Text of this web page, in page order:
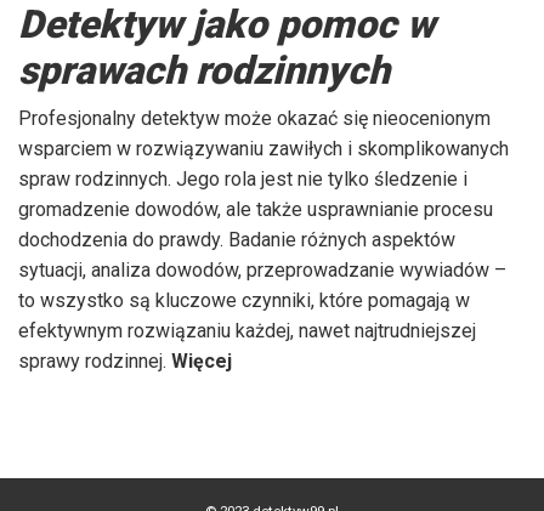
Detektyw jako pomoc w
sprawach rodzinnych
Profesjonalny detektyw może okazać się nieocenionym
wsparciem w rozwiązywaniu zawiłych i skomplikowanych
spraw rodzinnych. Jego rola jest nie tylko śledzenie i
gromadzenie dowodów, ale także usprawnianie procesu
dochodzenia do prawdy. Badanie różnych aspektów
sytuacji, analiza dowodów, przeprowadzanie wywiadów –
to wszystko są kluczowe czynniki, które pomagają w
efektywnym rozwiązaniu każdej, nawet najtrudniejszej
sprawy rodzinnej. Więcej„Detektyw
sprawach